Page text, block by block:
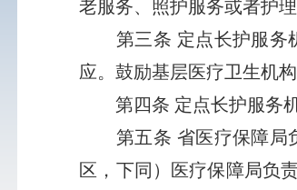
老服务、照护服务或者护
第三条 定点长护服务机
应。鼓励基层医疗卫生机
第四条 定点长护服务机
第五条 省医疗保障局负
区，下同）医疗保障局负